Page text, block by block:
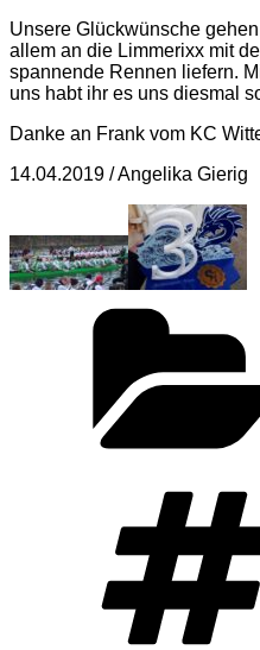
Unsere Glückwünsche
allem an die Limmerixx mit
spannende Rennen liefern.
uns habt ihr es uns diesmal
Danke an Frank vom KC
14.04.2019 / Angelika Gierig